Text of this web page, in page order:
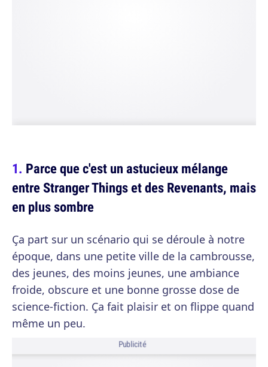
Parce que c'est un astucieux mélange
entre Stranger Things et des Revenants, mais
en plus sombre
Ça part sur un scénario qui se déroule à notre
époque, dans une petite ville de la cambrousse,
des jeunes, des moins jeunes, une ambiance
froide, obscure et une bonne grosse dose de
science-fiction. Ça fait plaisir et on flippe quand
même un peu.
Publicité